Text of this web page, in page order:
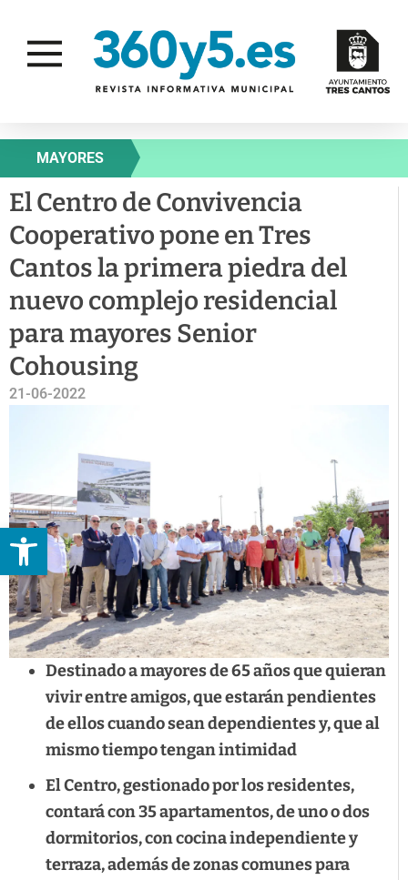
Abrir barra de herramientas
MAYORES
El Centro de Convivencia
Cooperativo pone en Tres
Cantos la primera piedra del
nuevo complejo residencial
para mayores Senior
Cohousing
21-06-2022
Destinado a mayores de 65 años que quieran
vivir entre amigos, que estarán pendientes
de ellos cuando sean dependientes y, que al
mismo tiempo tengan intimidad
El Centro, gestionado por los residentes,
contará con 35 apartamentos, de uno o dos
dormitorios, con cocina independiente y
terraza, además de zonas comunes para